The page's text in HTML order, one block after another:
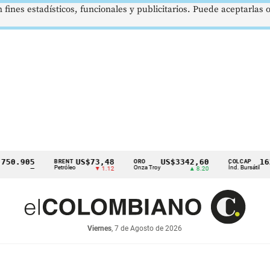
BRENT
Petróleo
US$73,48
▼ 1.12
ORO
Onza Troy
US$3342,60 COLCAP
Índ. Bursátil
Viernes, 7 de Agosto de 2026
estadísticos, funcionales y publicitarios. Puede aceptarlas